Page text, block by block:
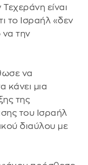
είναι
το Ισραήλ «δεν
να την
να
κάνει μια
της
του Ισραήλ
διαύλου με